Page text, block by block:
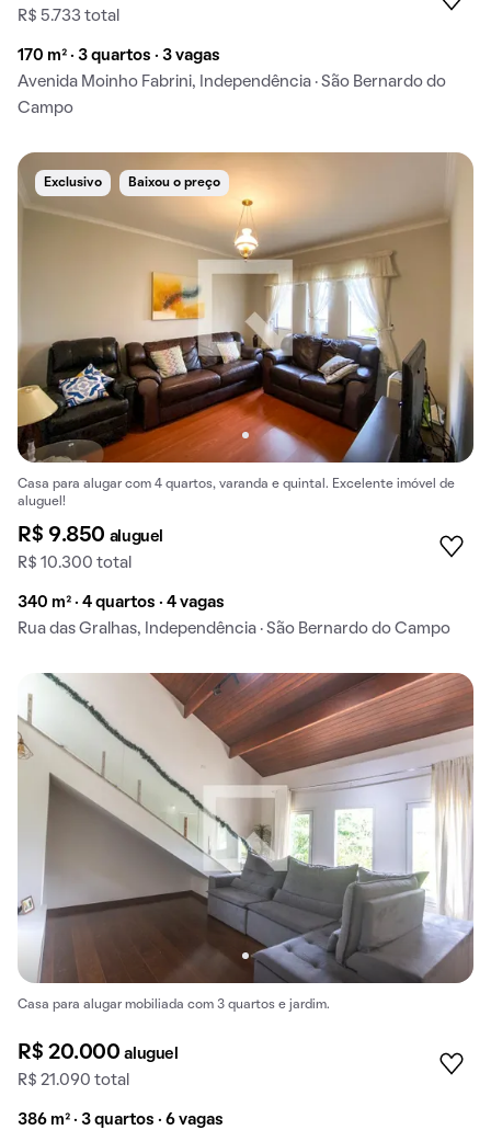
R$ 5.733 total
170 m² · 3 quartos · 3 vagas
Avenida Moinho Fabrini, Independência · São Bernardo do
Campo
Exclusivo Baixou o preço
Casa para alugar com 4 quartos, varanda e quintal. Excelente imóvel de
aluguel!
R$ 9.850 aluguel
R$ 10.300 total
340 m² · 4 quartos · 4 vagas
Rua das Gralhas, Independência · São Bernardo do Campo
Casa para alugar mobiliada com 3 quartos e jardim.
R$ 20.000aluguel
R$ 21.090 total
386 m² · 3 quartos · 6 vagas